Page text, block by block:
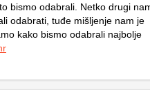
bismo odabrali. Netko drugi
odabrati, tuđe mišljenje nam je
kako bismo odabrali najbolje